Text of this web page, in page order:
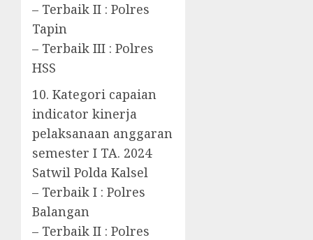
– Terbaik II : Polres
Tapin
– Terbaik III : Polres
HSS
10. Kategori capaian
indicator kinerja
pelaksanaan anggaran
semester I TA. 2024
Satwil Polda Kalsel
– Terbaik I : Polres
Balangan
– Terbaik II : Polres